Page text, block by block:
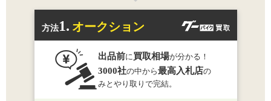
方法1. オークション
出品前に 買取相場が分かる！
3000社の中から最高入札店の
みとやり取りで完結。